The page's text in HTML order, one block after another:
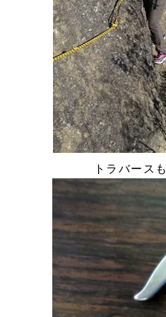
トラバース